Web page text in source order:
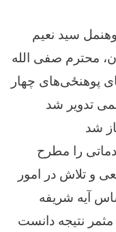
سید نعیم
محترم صفی الله
پوهنځی‌های چهار
را مطرح
و تلاش در امور
آيه شريفه